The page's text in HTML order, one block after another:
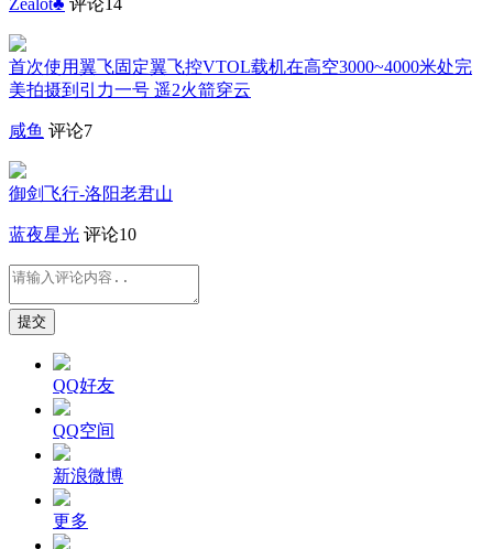
首次使用翼飞固定翼飞控VTOL载机在高空3000~4000米处完
美拍摄到引力一号 遥2火箭穿云
咸鱼 评论7
御剑飞行-洛阳老君山
蓝夜星光 评论10
提交
QQ好友
QQ空间
新浪微博
更多